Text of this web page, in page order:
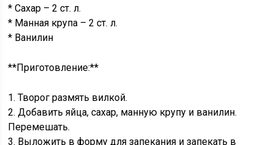
* Сахар – 2 ст. л.
* Манная крупа – 2 ст. л.
* Ванилин
**Приготовление:**
1. Творог размять вилкой.
2. Добавить яйца, сахар, манную крупу и ванилин.
Перемешать.
3. Выложить в форму для запекания и запекать в